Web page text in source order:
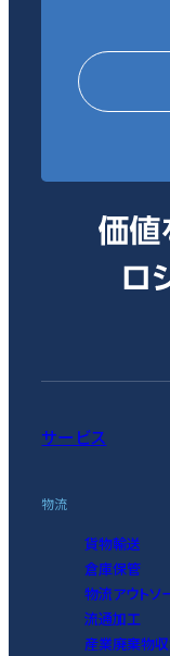
サービス
物流
貨物輸送
倉庫保管
物流アウトソ
流通加工
産業廃棄物